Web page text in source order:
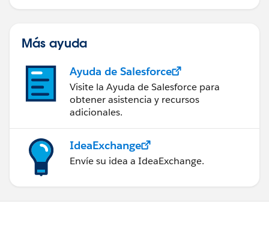
Más ayuda
Ayuda de Salesforce
Visite la Ayuda de Salesforce para
obtener asistencia y recursos
adicionales.
IdeaExchange
Envíe su idea a IdeaExchange.